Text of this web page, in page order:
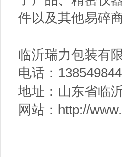
件以及其他易碎
临沂瑞力包装有
电话：
地址：山东省临
网站：http://